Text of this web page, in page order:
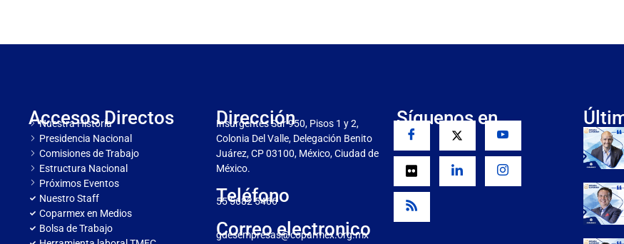
Accesos Directos
Nuestra Historia
Presidencia Nacional
Comisiones de Trabajo
Estructura Nacional
Próximos Eventos
Nuestro Staff
Coparmex en Medios
Bolsa de Trabajo
Dirección
Insurgentes Sur 950, Pisos 1 y 2,
Colonia Del Valle, Delegación Benito
Juárez, CP 03100, México, Ciudad de
México.
Teléfono
55 5682 5466
Correo electronico
gdesempresas@coparmex.org.mx
Síguenos en